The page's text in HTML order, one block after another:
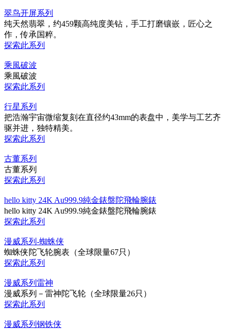
翠鸟开屏系列
纯天然翡翠，约459颗高纯度美钻，手工打磨镶嵌，匠心之
作，传承国粹。
探索此系列
乘風破波
乘風破波
探索此系列
行星系列
把浩瀚宇宙微缩复刻在直径约43mm的表盘中，美学与工艺齐
驱并进，独特精美。
探索此系列
古董系列
古董系列
探索此系列
hello kitty 24K Au999.9純金錶盤陀飛輪腕錶
hello kitty 24K Au999.9純金錶盤陀飛輪腕錶
探索此系列
漫威系列-蜘蛛侠
蜘蛛侠陀飞轮腕表（全球限量67只）
探索此系列
漫威系列雷神
漫威系列－雷神陀飞轮（全球限量26只）
探索此系列
漫威系列钢铁侠